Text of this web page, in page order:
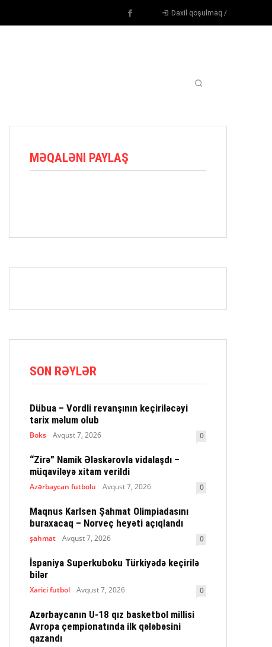
Daxil qoşulmaq /
MƏQALƏNI PAYLAŞ
SON RƏYLƏR
Dübua – Vordli revanşının keçiriləcəyi
tarix məlum olub
Boks Avqust 7, 2026 0
“Zirə” Namik Ələskərovla vidalaşdı –
müqaviləyə xitam verildi
Azərbaycan futbolu Avqust 7, 2026 0
Maqnus Karlsen Şahmat Olimpiadasını
buraxacaq – Norveç heyəti açıqlandı
şahmat Avqust 7, 2026 0
İspaniya Superkuboku Türkiyədə keçirilə
bilər
Xarici futbol Avqust 7, 2026 0
Azərbaycanın U-18 qız basketbol millisi
Avropa çempionatında ilk qələbəsini
qazandı